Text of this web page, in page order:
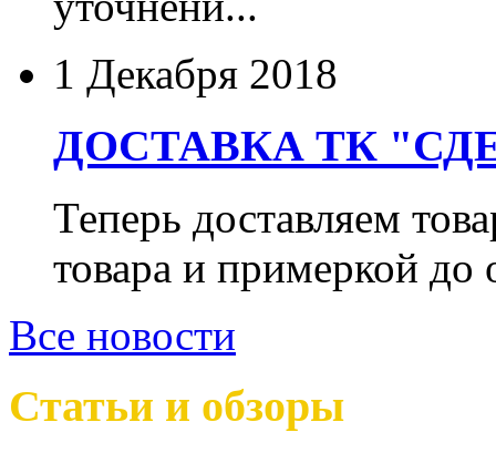
1 Декабря 2018
ДОСТАВКА ТК
Теперь доставляем
товара и примеркой
Все новости
Статьи и обзоры